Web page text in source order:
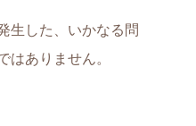
生した、いかなる問
はありません。